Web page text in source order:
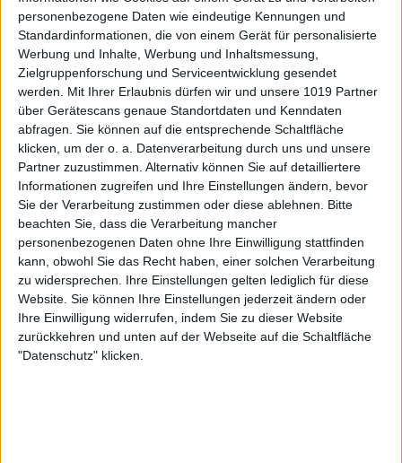
personenbezogene Daten wie eindeutige Kennungen und
Standardinformationen, die von einem Gerät für personalisierte
Werbung und Inhalte, Werbung und Inhaltsmessung,
Zielgruppenforschung und Serviceentwicklung gesendet
werden.
Mit Ihrer Erlaubnis dürfen wir und unsere 1019 Partner
über Gerätescans genaue Standortdaten und Kenndaten
abfragen. Sie können auf die entsprechende Schaltfläche
klicken, um der o. a. Datenverarbeitung durch uns und unsere
Partner zuzustimmen. Alternativ können Sie auf detailliertere
Informationen zugreifen und Ihre Einstellungen ändern, bevor
Sie der Verarbeitung zustimmen oder diese ablehnen.
Bitte
beachten Sie, dass die Verarbeitung mancher
personenbezogenen Daten ohne Ihre Einwilligung stattfinden
kann, obwohl Sie das Recht haben, einer solchen Verarbeitung
zu widersprechen. Ihre Einstellungen gelten lediglich für diese
Website. Sie können Ihre Einstellungen jederzeit ändern oder
Ihre Einwilligung widerrufen, indem Sie zu dieser Website
zurückkehren und unten auf der Webseite auf die Schaltfläche
"Datenschutz" klicken.